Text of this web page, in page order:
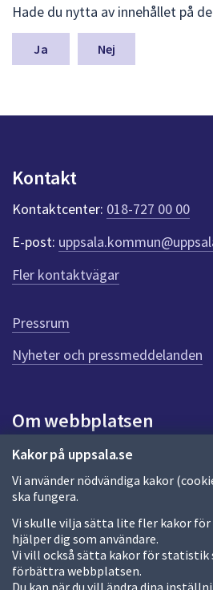
Kakor på uppsala.se
Vi använder nödvändiga kakor
ska fungera.
Vi skulle vilja sätta lite fler kakor
hjälper dig som användare.
Vi vill också sätta kakor för statistik
förbättra webbplatsen.
Du kan när du vill ändra dina
ä
m
a
n
k
t
e
r
f
ö
r
e
n
n
a
d
a
Hade du nytta av innehållet på
Nej
Kontakt
Kontaktcenter: 018-727 00 00
E-post:
Fler kontaktvägar
Pressrum
Nyheter och pressmeddelanden
Om webbplatsen
Om webbplatsen
Allmänna handlingar och diarium
Behandling av personuppgifter
Kakor
Språk (other languages)